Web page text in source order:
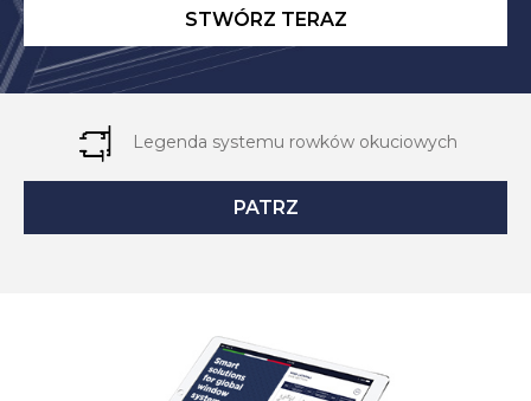
STWÓRZ TERAZ
Legenda systemu rowków okuciowych
PATRZ